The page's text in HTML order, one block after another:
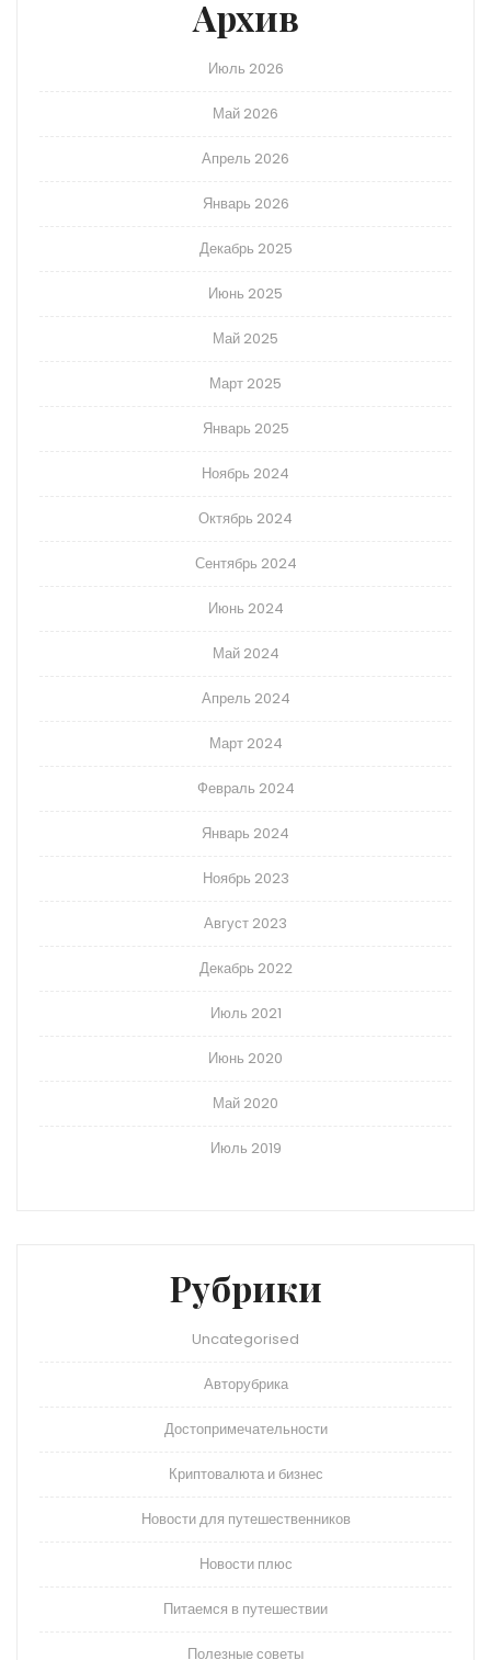
Архив
Июль 2026
Май 2026
Апрель 2026
Январь 2026
Декабрь 2025
Июнь 2025
Май 2025
Март 2025
Январь 2025
Ноябрь 2024
Октябрь 2024
Сентябрь 2024
Июнь 2024
Май 2024
Апрель 2024
Март 2024
Февраль 2024
Январь 2024
Ноябрь 2023
Август 2023
Декабрь 2022
Июль 2021
Июнь 2020
Май 2020
Июль 2019
Рубрики
Uncategorised
Авторубрика
Достопримечательности
Криптовалюта и бизнес
Новости для путешественников
Новости плюс
Питаемся в путешествии
Полезные советы